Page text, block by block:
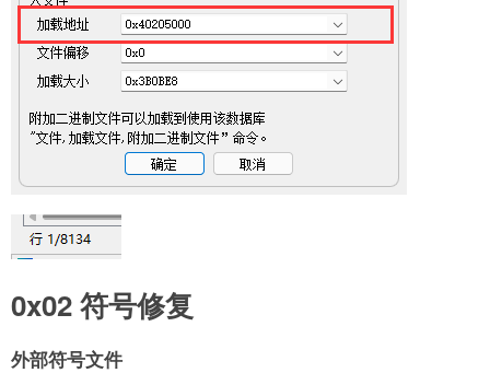
0x02 符号修复
外部符号文件